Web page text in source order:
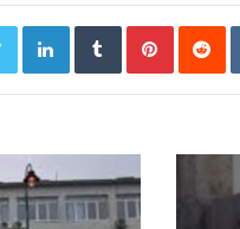
TwitterLinkedInTumblrPinterest